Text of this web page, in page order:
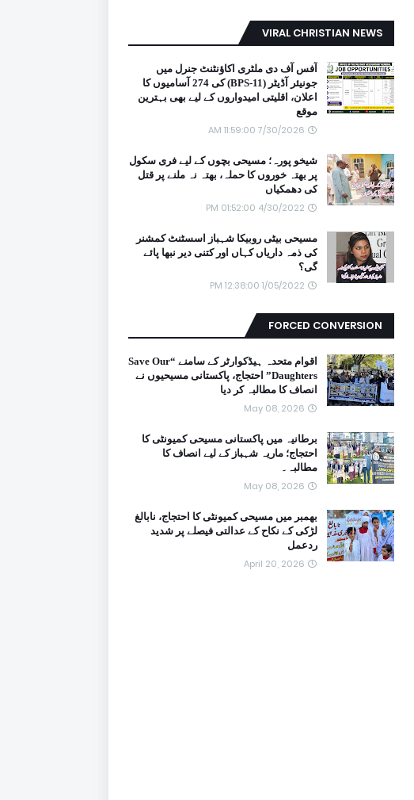
VIRAL CHRISTIAN NEWS
آفس آف دی ملٹری اکاؤنٹنٹ جنرل میں
جونیئر آڈیٹر (BPS-11) کی 274 آسامیوں کا
اعلان، اقلیتی امیدواروں کے لیے بھی بہترین
موقع
7/30/2026 11:59:00 AM
شیخو پورہ؛ مسیحی بچوں کے لیے فری سکول
پر بھتہ خوروں کا حملہ، بھتہ نہ ملنے پر قتل
کی دھمکیاں
4/30/2022 01:52:00 PM
مسیحی بیٹی روبیکا شہباز اسسٹنٹ کمشنر
کی ذمہ داریاں کہاں اور کتنی دیر نبھا پائے
گی؟
1/05/2022 12:38:00 PM
FORCED CONVERSION
اقوام متحدہ ہیڈکوارٹر کے سامنے “Save Our
Daughters” احتجاج، پاکستانی مسیحیوں نے
انصاف کا مطالبہ کر دیا
May 08, 2026
برطانیہ میں پاکستانی مسیحی کمیونٹی کا
احتجاج؛ ماریہ شہباز کے لیے انصاف کا
مطالبہ۔
May 08, 2026
بھمبر میں مسیحی کمیونٹی کا احتجاج، نابالغ
لڑکی کے نکاح کے عدالتی فیصلے پر شدید
ردعمل
April 20, 2026